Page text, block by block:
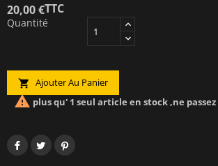
20,00 €TTC
Quantité
 Ajouter Au Panier
 plus qu' 1 seul article en stock ,ne passez